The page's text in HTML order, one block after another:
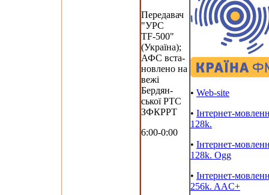
Передавач
"УРС
TF-500"
(Україна);
АФС вста-
новлено на
вежі
Бердян-
ської РТС
ЗФКРРТ
6:00-0:00
• Web-site
• Інтернет-
128k.
• Інтернет-
128k. Ogg
• Інтернет-
256k. AAC+